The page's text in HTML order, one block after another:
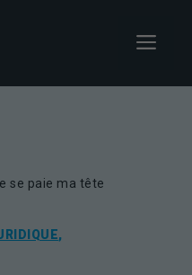
Menu
se paie ma tête
,